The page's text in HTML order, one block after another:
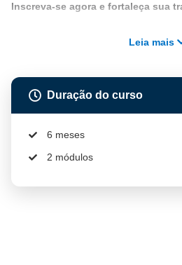
Inscreva-se agora e fortaleça sua
Leia mais
Duração do curso
6 meses
2 módulos